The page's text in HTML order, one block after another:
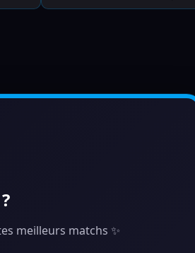
meilleurs matchs ✨